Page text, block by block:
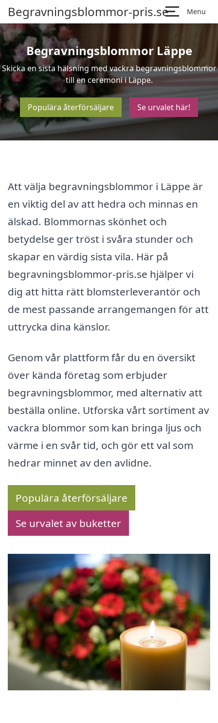
Begravningsblommor-pris.se Menu
Begravningsblommor Läppe
Skicka en sista hälsning med vackra begravningsblommor
till en ceremoni i Läppe.
Populära återförsäljare Se urvalet här!
Att välja begravningsblommor i Läppe är
en viktig del av att hedra och minnas en
älskad. Blommornas skönhet och
betydelse ger tröst i svåra stunder och
skapar en värdig sista vila. Här på
begravningsblommor-pris.se hjälper vi
dig att hitta rätt blomsterleverantör och
de mest passande arrangemangen för att
uttrycka dina känslor.
Genom vår plattform får du en översikt
över kända företag som erbjuder
begravningsblommor, med alternativ att
beställa online. Utforska vårt sortiment av
vackra blommor som kan bringa ljus och
värme i en svår tid, och gör ett val som
hedrar minnet av den avlidne.
Populära återförsäljare
Se urvalet av buketter